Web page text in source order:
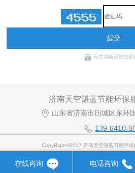
提交
天空湛蓝保护您的
济南天空湛蓝节能环保
山东省济南市历城区东环
139-6410-
CopyRight©2017 济南天空湛蓝节能环保
在线咨询 电话咨询